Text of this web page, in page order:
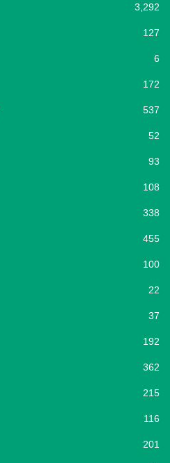
3,292
127
6
172
537
52
93
108
338
455
100
22
37
192
362
215
116
201